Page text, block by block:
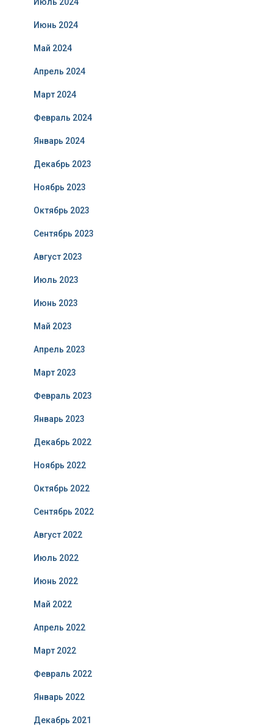
Июль 2024
Июнь 2024
Май 2024
Апрель 2024
Март 2024
Февраль 2024
Январь 2024
Декабрь 2023
Ноябрь 2023
Октябрь 2023
Сентябрь 2023
Август 2023
Июль 2023
Июнь 2023
Май 2023
Апрель 2023
Март 2023
Февраль 2023
Январь 2023
Декабрь 2022
Ноябрь 2022
Октябрь 2022
Сентябрь 2022
Август 2022
Июль 2022
Июнь 2022
Май 2022
Апрель 2022
Март 2022
Февраль 2022
Январь 2022
Декабрь 2021